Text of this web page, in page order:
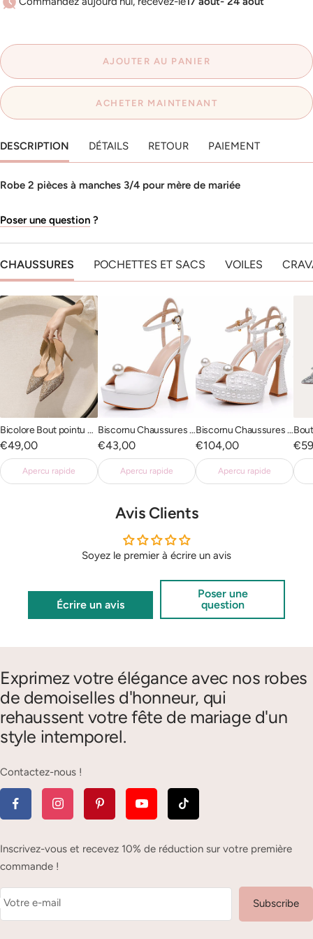
AJOUTER AU PANIER
ACHETER MAINTENANT
DESCRIPTION DÉTAILS RETOUR PAIEMENT
Robe 2 pièces à manches 3/4 pour mère de mariée
Poser une question ?
CHAUSSURES POCHETTES ET SACS VOILES
Bicolore Bout pointu Talon haut Paillettes Chaussures de soirée pour femmes
Prix
de
vente
€49,00
Apercu rapide
Biscornu Chaussures de mariage formelles avec grosse plateforme
Prix
de
vente
€43,00
Apercu rapide
Biscornu Chaussures de mariage formelles avec grosse plateforme et perles
Prix
de
vente
€104,00
Apercu rapide
Prix
de
Avis Clients
Soyez le premier à écrire un avis
Écrire un avis
Poser une
question
Exprimez votre élégance avec nos robes
de demoiselles d'honneur, qui
rehaussent votre fête de mariage d'un
style intemporel.
Contactez-nous !
Inscrivez-vous et recevez 10% de réduction sur votre première
commande !
Votre e-mail Subscribe